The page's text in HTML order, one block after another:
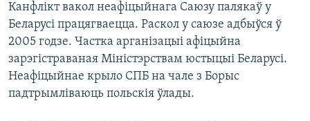
Канфлікт вакол неафіцыйнага Саюзу палякаў у
Беларусі працягваецца. Раскол у саюзе адбыўся ў
2005 годзе. Частка арганізацыі афіцыйна
зарэгістраваная Міністэрствам юстыцыі Беларусі.
Неафіцыйнае крыло СПБ на чале з Борыс
падтрымліваюць польскія ўлады.